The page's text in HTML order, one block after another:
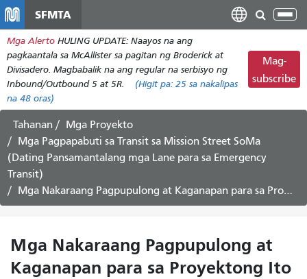
pangunahing
nilalaman
SFMTA
I-
ang
Mga Alerto HULING UPDATE: Naayos na ang
pagkaantala sa McAllister sa pagitan ng Broderick at
Divisadero. Magbabalik na ang regular na serbisyo ng
Inbound/Outbound 5 at 5R.
(Higit pa: 25 sa nakalipas
na 48 oras)
Mag-
subscribe
Tahanan
Mga Proyekto
Mga Pagpapabuti sa Transit sa Mission Street SoMa
(Dating Pansamantalang mga Lane para sa Emergency
Transit)
Mga Nakaraang Pagpupulong at Kaganapan para sa Proyektong Ito
Mga Nakaraang Pagpupulong at
Kaganapan para sa Proyektong Ito